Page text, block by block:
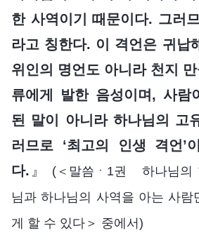
한 사역이기 때문이다. 그러
라고 칭한다. 이 격언은 귀납
위인의 명언도 아니라 천지
류에게 발한 음성이며, 사람
된 말이 아니라 하나님의 고
러므로 ‘최고의 인생 격언’
다. 』 (＜말씀ㆍ1권 하나님의
님과 하나님의 사역을 아는 사람
게 할 수 있다＞ 중에서)